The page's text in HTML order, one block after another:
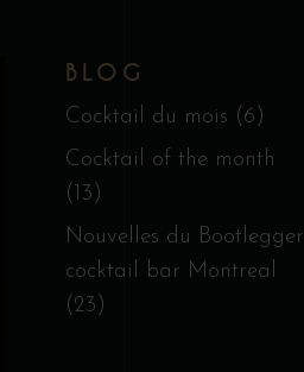
BLOG
Cocktail du mois (6)
Cocktail of the month
(13)
Nouvelles du Bootlegger
cocktail bar Montreal
(23)